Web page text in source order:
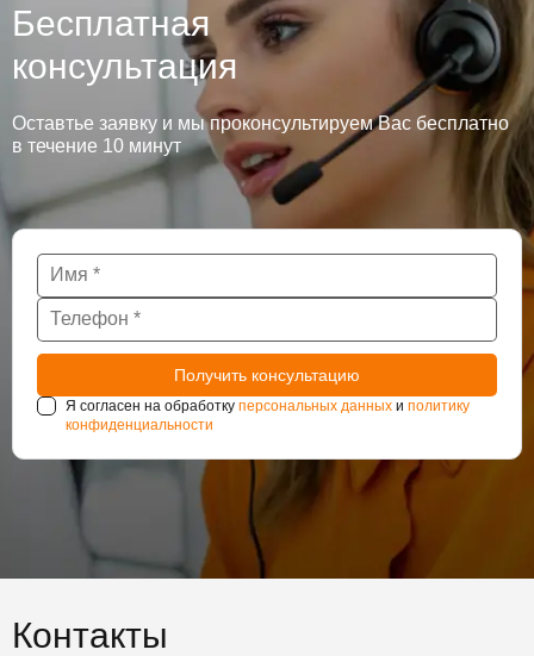
Бесплатная
консультация
Оставтье заявку и мы проконсультируем Вас бесплатно
в течение 10 минут
Я согласен на обработку персональных данных и политику
конфиденциальности
Контакты